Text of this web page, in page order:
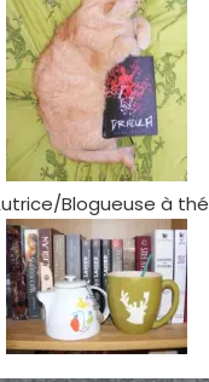
Blogueuse à thé